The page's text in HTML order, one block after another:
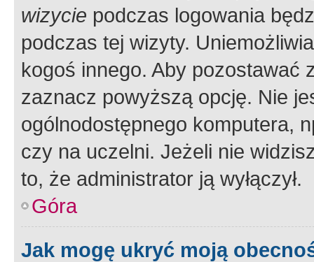
wizycie podczas logowania
podczas tej wizyty.
kogoś innego. Aby pozostawać
zaznacz powyższą opcję. Nie
ogólnodostępnego komputera,
czy na uczelni. Jeżeli nie
to, że administrator ją wyłączył.
Góra
Jak mogę ukryć moją